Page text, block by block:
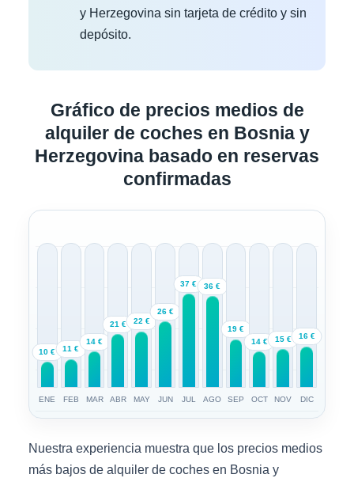
y Herzegovina sin tarjeta de crédito y sin
depósito.
Gráfico de precios medios de
alquiler de coches en Bosnia y
Herzegovina basado en reservas
confirmadas
10 €
ENE
11 €
FEB
14 €
MAR
21 €
ABR
22 €
MAY
26 €
JUN
37 €
JUL
36 €
AGO
19 €
SEP
14 €
OCT
15 €
NOV
16 €
DIC
Nuestra experiencia muestra que los precios medios
más bajos de alquiler de coches en Bosnia y